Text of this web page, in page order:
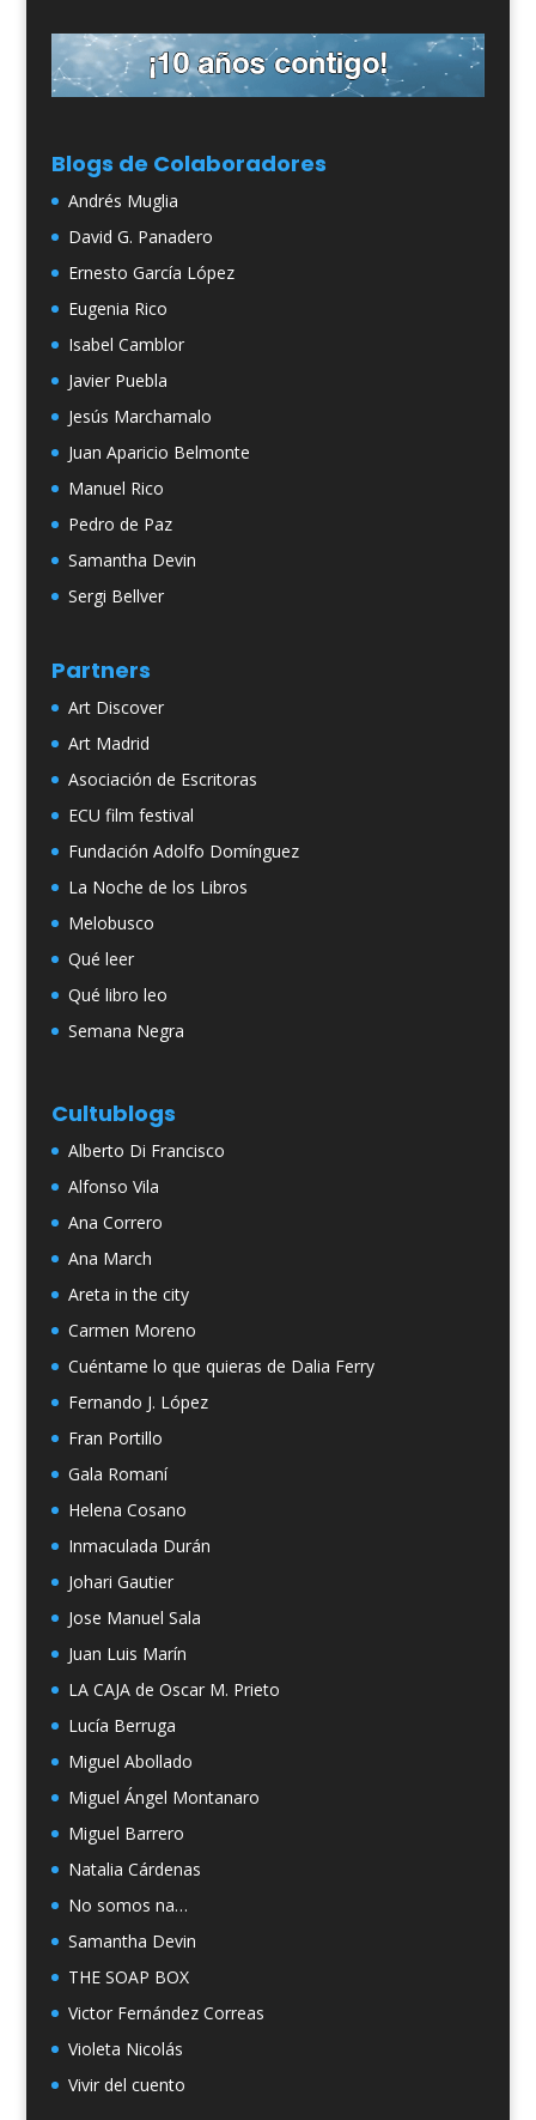
Blogs de Colaboradores
Andrés Muglia
David G. Panadero
Ernesto García López
Eugenia Rico
Isabel Camblor
Javier Puebla
Jesús Marchamalo
Juan Aparicio Belmonte
Manuel Rico
Pedro de Paz
Samantha Devin
Sergi Bellver
Partners
Art Discover
Art Madrid
Asociación de Escritoras
ECU film festival
Fundación Adolfo Domínguez
La Noche de los Libros
Melobusco
Qué leer
Qué libro leo
Semana Negra
Cultublogs
Alberto Di Francisco
Alfonso Vila
Ana Correro
Ana March
Areta in the city
Carmen Moreno
Cuéntame lo que quieras de Dalia Ferry
Fernando J. López
Fran Portillo
Gala Romaní
Helena Cosano
Inmaculada Durán
Johari Gautier
Jose Manuel Sala
Juan Luis Marín
LA CAJA de Oscar M. Prieto
Lucía Berruga
Miguel Abollado
Miguel Ángel Montanaro
Miguel Barrero
Natalia Cárdenas
No somos na…
Samantha Devin
THE SOAP BOX
Victor Fernández Correas
Violeta Nicolás
Vivir del cuento